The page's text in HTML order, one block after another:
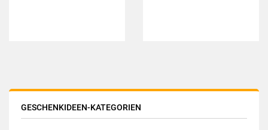
GESCHENKIDEEN-KATEGORIEN